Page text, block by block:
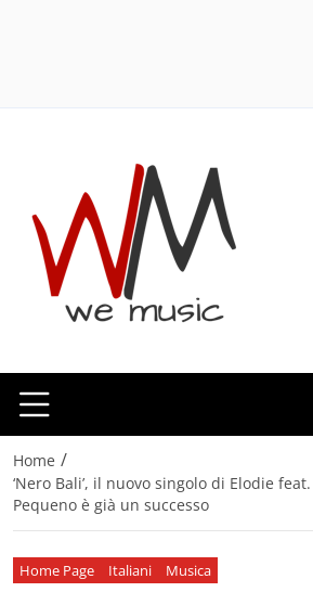
Home /
‘Nero Bali’, il nuovo singolo di Elodie
Pequeno è già un successo
Home Page Italiani Musica